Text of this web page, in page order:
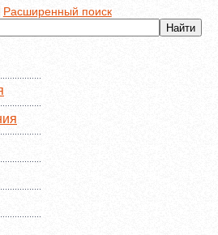
Расширенный поиск